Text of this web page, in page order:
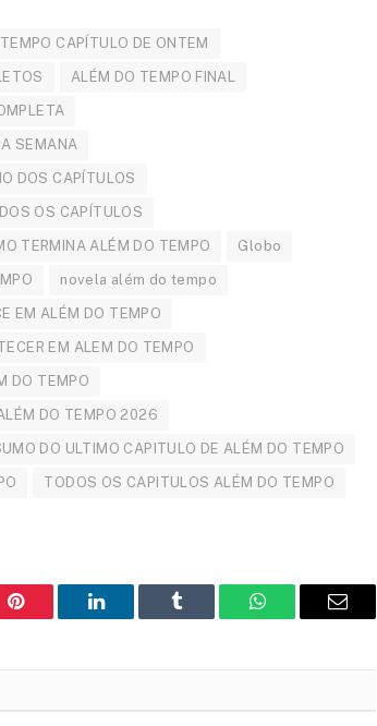
CAPÍTULO DE ONTEM
ALÉM DO TEMPO FINAL
SEMANA
DOS CAPÍTULOS
OS CAPÍTULOS
TERMINA ALÉM DO TEMPO Globo
novela além do tempo
EM ALÉM DO TEMPO
EM ALEM DO TEMPO
DO TEMPO
DO TEMPO 2026
DO ULTIMO CAPITULO DE ALÉM DO TEMPO
TODOS OS CAPITULOS ALÉM DO TEMPO
Pinterest LinkedIn Tumblr WhatsAppEmail